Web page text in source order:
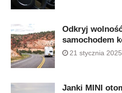
Odkryj
samochodem
21 stycznia 2025
Janki MINI